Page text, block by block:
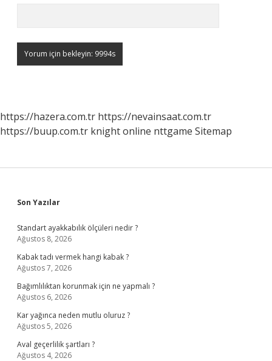
https://hazera.com.tr https://nevainsaat.com.tr
https://buup.com.tr knight online nttgame Sitemap
Sidebar
Son Yazılar
Standart ayakkabılık ölçüleri nedir ?
Ağustos 8, 2026
Kabak tadı vermek hangi kabak ?
Ağustos 7, 2026
Bağımlılıktan korunmak için ne yapmalı ?
Ağustos 6, 2026
Kar yağınca neden mutlu oluruz ?
Ağustos 5, 2026
Aval geçerlilik şartları ?
Ağustos 4, 2026